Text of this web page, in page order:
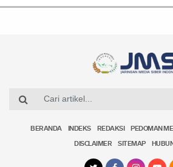
BERANDA INDEKS REDAKSI PEDOMAN
DISCLAIMER SITEMAP